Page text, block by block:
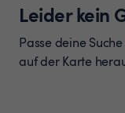
Leider kein
Passe deine
auf der Karte